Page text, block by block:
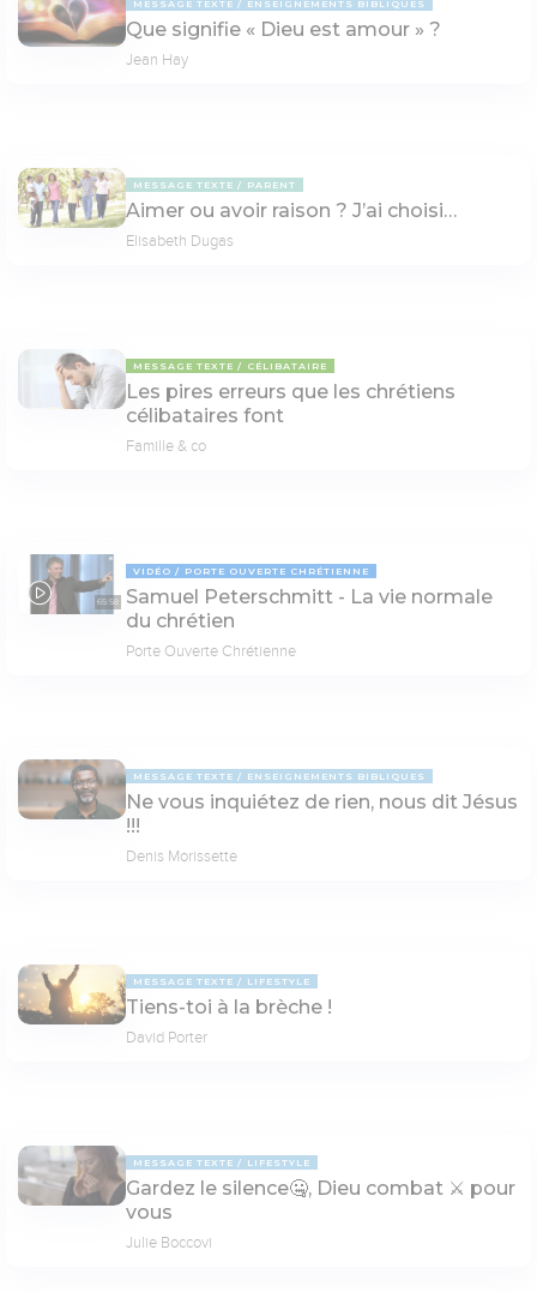
MESSAGE TEXTE ENSEIGNEMENTS BIBLIQUES
Que signifie « Dieu est amour » ?
Jean Hay
MESSAGE TEXTE PARENT
Aimer ou avoir raison ? J’ai choisi…
Elisabeth Dugas
MESSAGE TEXTE CÉLIBATAIRE
Les pires erreurs que les chrétiens
célibataires font
Famille & co
65:58
VIDÉO PORTE OUVERTE CHRÉTIENNE
Samuel Peterschmitt - La vie normale
du chrétien
Porte Ouverte Chrétienne
MESSAGE TEXTE ENSEIGNEMENTS BIBLIQUES
Ne vous inquiétez de rien, nous dit Jésus
!!!
Denis Morissette
MESSAGE TEXTE LIFESTYLE
Tiens-toi à la brèche !
David Porter
MESSAGE TEXTE LIFESTYLE
Gardez le silence🤐, Dieu combat ⚔ pour
vous
Julie Boccovi